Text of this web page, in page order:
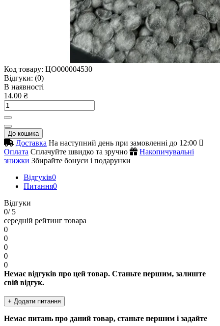
Код товару: ЦО000004530
Відгуки: (0)
В наявності
14.00 ₴
До кошика
Доставка На наступний день при замовленні до 12:00
Оплата Сплачуйте швидко та зручно
Накопичувальні
знижки Збирайте бонуси і подарунки
Відгуків0
Питання0
Відгуки
0/ 5
середній рейтинг товара
0
0
0
0
0
Немає відгуків про цей товар. Станьте першим, залиште
свій відгук.
+ Додати питання
Немає питань про даний товар, станьте першим і задайте